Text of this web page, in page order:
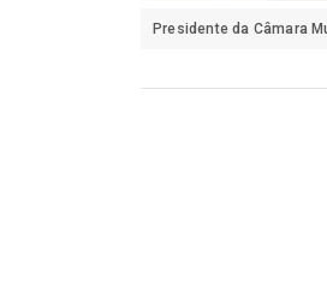
Presidente da Câmara